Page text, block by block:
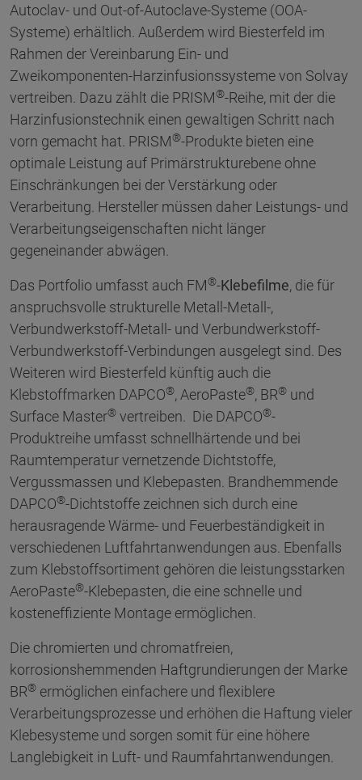
Autoclav- und Out-of-Autoclave-Systeme (OOA-
Systeme) erhältlich. Außerdem wird Biesterfeld im
Rahmen der Vereinbarung Ein- und
Zweikomponenten-Harzinfusionssysteme von Solvay
vertreiben. Dazu zählt die PRISM®-Reihe, mit der die
Harzinfusionstechnik einen gewaltigen Schritt nach
vorn gemacht hat. PRISM®-Produkte bieten eine
optimale Leistung auf Primärstrukturebene ohne
Einschränkungen bei der Verstärkung oder
Verarbeitung. Hersteller müssen daher Leistungs- und
Verarbeitungseigenschaften nicht länger
gegeneinander abwägen.
Das Portfolio umfasst auch FM®-Klebefilme, die für
anspruchsvolle strukturelle Metall-Metall-,
Verbundwerkstoff-Metall- und Verbundwerkstoff-
Verbundwerkstoff-Verbindungen ausgelegt sind. Des
Weiteren wird Biesterfeld künftig auch die
Klebstoffmarken DAPCO®, AeroPaste®, BR® und
Surface Master® vertreiben. Die DAPCO®-
Produktreihe umfasst schnellhärtende und bei
Raumtemperatur vernetzende Dichtstoffe,
Vergussmassen und Klebepasten. Brandhemmende
DAPCO®-Dichtstoffe zeichnen sich durch eine
herausragende Wärme- und Feuerbeständigkeit in
verschiedenen Luftfahrtanwendungen aus. Ebenfalls
zum Klebstoffsortiment gehören die leistungsstarken
AeroPaste®-Klebepasten, die eine schnelle und
kosteneffiziente Montage ermöglichen.
Die chromierten und chromatfreien,
korrosionshemmenden Haftgrundierungen der Marke
BR® ermöglichen einfachere und flexiblere
Verarbeitungsprozesse und erhöhen die Haftung vieler
Klebesysteme und sorgen somit für eine höhere
Langlebigkeit in Luft- und Raumfahrtanwendungen.